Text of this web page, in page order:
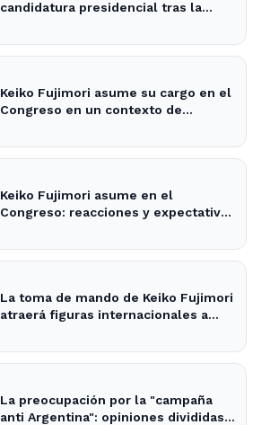
candidatura presidencial tras la
Keiko Fujimori asume su cargo en el
Congreso en un contexto de
Keiko Fujimori asume en el
Congreso: reacciones y expectativas
La toma de mando de Keiko Fujimori
atraerá figuras internacionales a
La preocupación por la "campaña
anti Argentina": opiniones divididas